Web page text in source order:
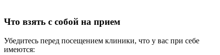
Что взять с собой на прием
Убедитесь перед посещением клиники, что у вас при себе
имеются: